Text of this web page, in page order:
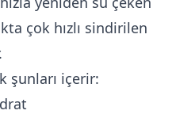
çok hızlı sindirilen
şunları içerir: